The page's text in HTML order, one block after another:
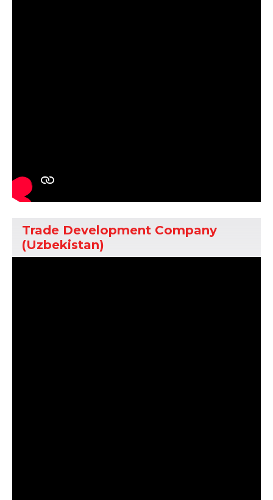
Trade Development Company
(Uzbekistan)